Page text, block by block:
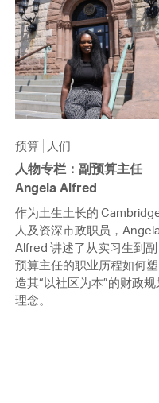
预算 人们
人物专栏：副预算主任
Angela Alfred
作为土生土长的
人及资深市政职员，Angela
Alfred 讲述了从实习生到副
预算主任的职业历程如何塑
造其“以社区为本”的财政规
理念。